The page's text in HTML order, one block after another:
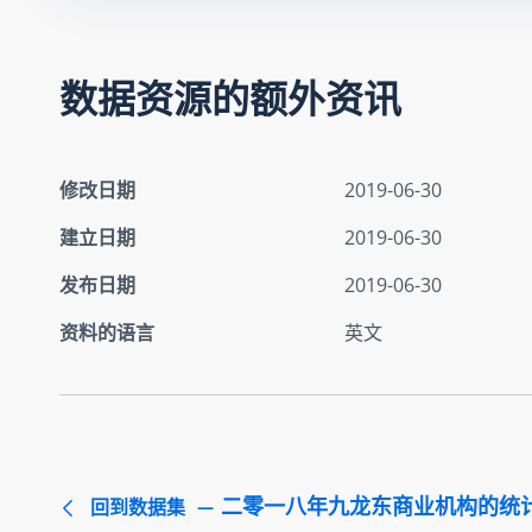
数据资源的额外资讯
修改日期
2019-06-30
建立日期
2019-06-30
发布日期
2019-06-30
资料的语言
英文
回到数据集 二零一八年九龙东商业机构的统